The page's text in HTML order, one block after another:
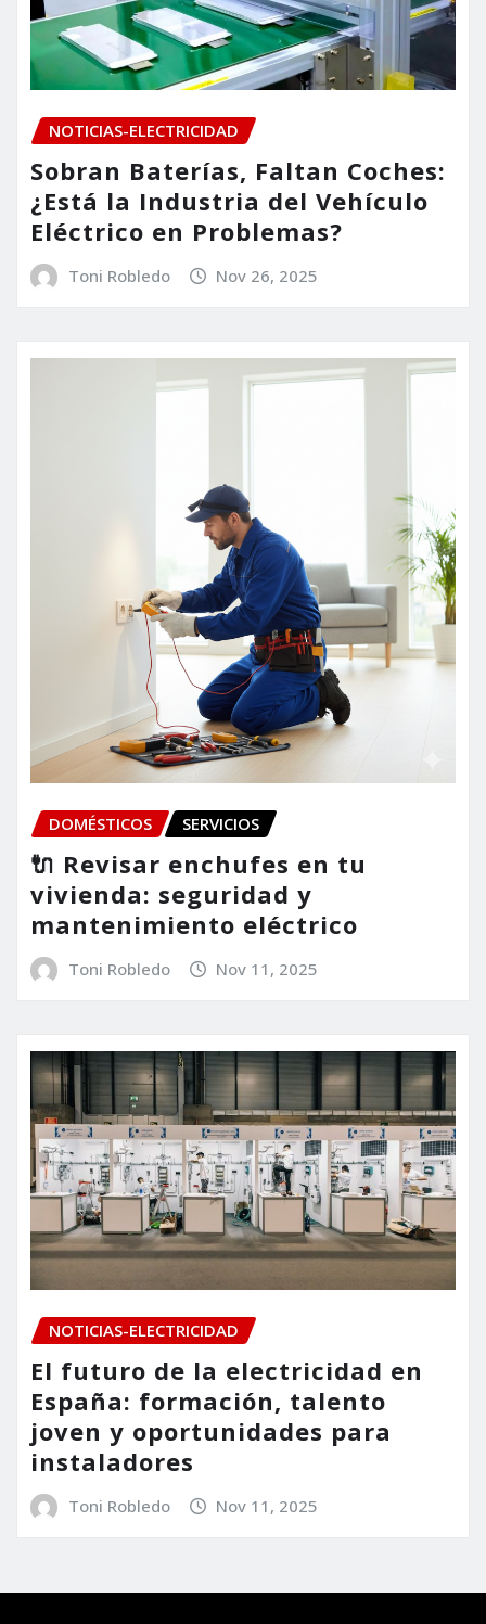
NOTICIAS-ELECTRICIDAD
Sobran Baterías, Faltan Coches:
¿Está la Industria del Vehículo
Eléctrico en Problemas?
Toni Robledo Nov 26, 2025
DOMÉSTICOS SERVICIOS
🔌 Revisar enchufes en tu
vivienda: seguridad y
mantenimiento eléctrico
Toni Robledo Nov 11, 2025
NOTICIAS-ELECTRICIDAD
El futuro de la electricidad en
España: formación, talento
joven y oportunidades para
instaladores
Toni Robledo Nov 11, 2025